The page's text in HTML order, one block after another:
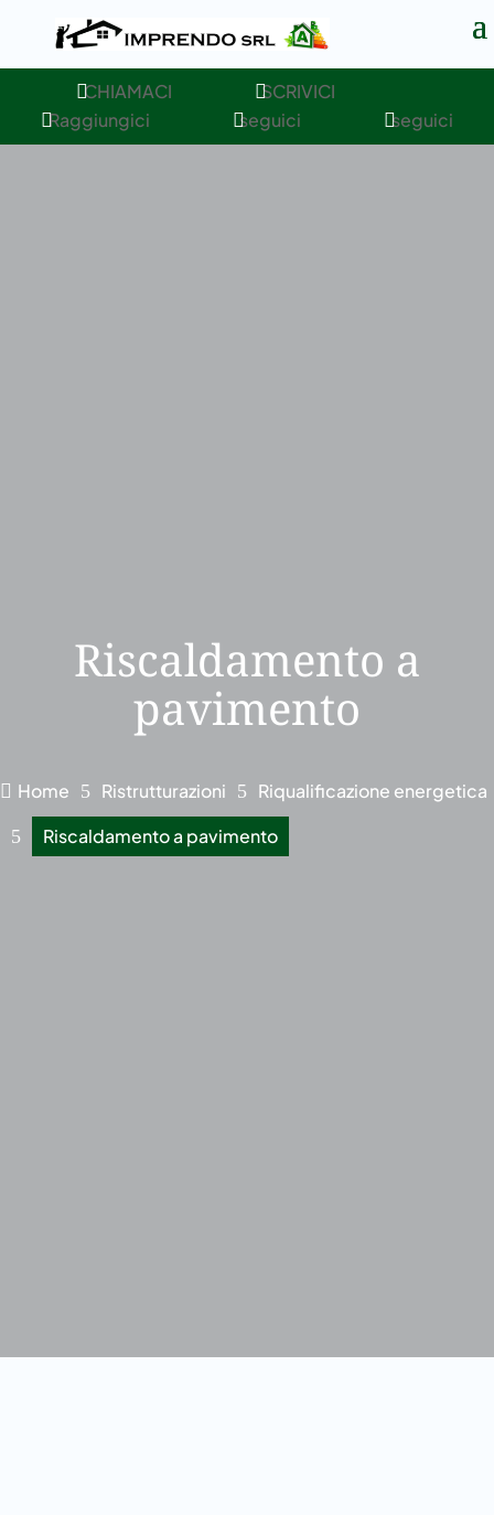
CHIAMACI SCRIVICI
Raggiungici seguici seguici
Riscaldamento a
pavimento
 Home 5 Ristrutturazioni 5 Riqualificazione energetica
5 Riscaldamento a pavimento